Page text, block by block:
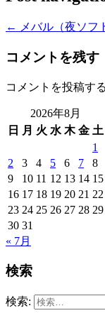
← メバル（夜ソフ
コメントを残す
コメントを投稿す
2026年8月
日
月 火 水 木 金 土
1
2
3 4 5 6 7
8
9
10 11 12 13 14 15
16 17 18 19 20 21 22
23 24 25 26 27 28 29
30 31
« 7月
検索
検索: